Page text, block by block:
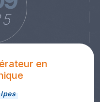
en